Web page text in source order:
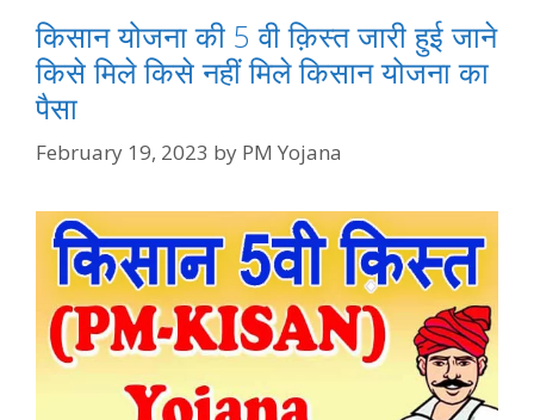
किसान योजना की 5 वी क़िस्त जारी हुई जाने
किसे मिले किसे नहीं मिले किसान योजना का
पैसा
February 19, 2023 by PM Yojana